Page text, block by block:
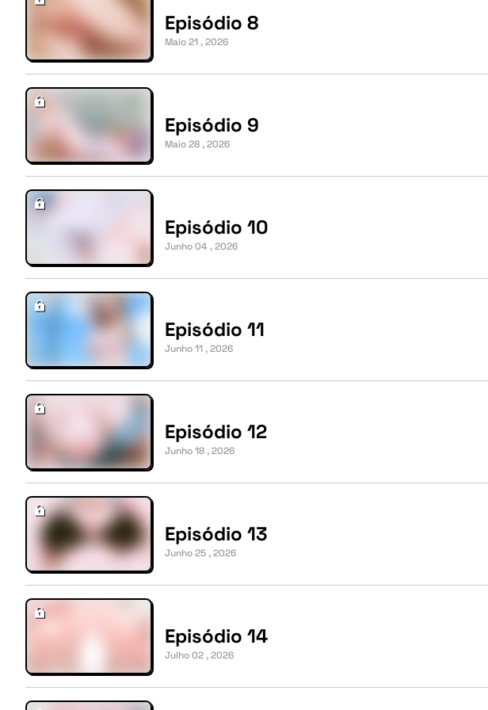
Episódio 8
Maio 21 , 2026
Episódio 9
Maio 28 , 2026
Episódio 10
Junho 04 , 2026
Episódio 11
Junho 11 , 2026
Episódio 12
Junho 18 , 2026
Episódio 13
Junho 25 , 2026
Episódio 14
Julho 02 , 2026